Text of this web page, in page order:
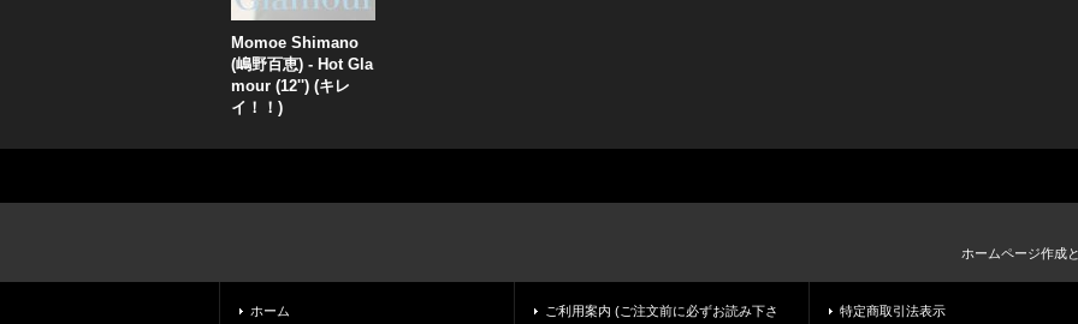
Momoe Shimano
(嶋野百恵) - Hot Gla
mour (12'') (キレ
イ！！)
ホームページ作成
ホーム
ご利用案内 (ご注文前に必ずお読み下さ
特定商取引法表示